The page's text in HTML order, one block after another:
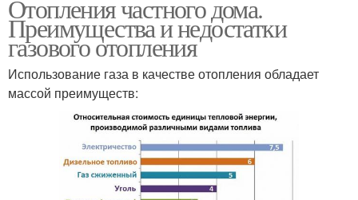
Отопления частного дома.
Преимущества и недостатки
газового отопления
Использование газа в качестве отопления обладает
массой преимуществ: